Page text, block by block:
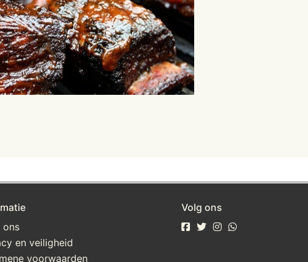
ons
en veiligheid
voorwaarden
Volg ons